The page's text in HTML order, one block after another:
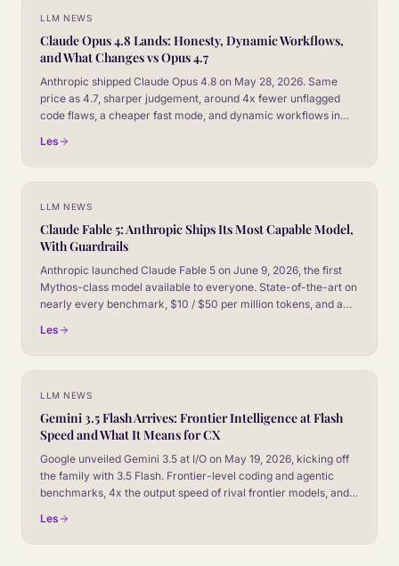
LLM NEWS
Claude Opus 4.8 Lands: Honesty, Dynamic Workflows,
and What Changes vs Opus 4.7
Anthropic shipped Claude Opus 4.8 on May 28, 2026. Same
price as 4.7, sharper judgement, around 4x fewer unflagged
code flaws, a cheaper fast mode, and dynamic workflows in
Les
LLM NEWS
Claude Fable 5: Anthropic Ships Its Most Capable Model,
With Guardrails
Anthropic launched Claude Fable 5 on June 9, 2026, the first
Mythos-class model available to everyone. State-of-the-art on
nearly every benchmark, $10 / $50 per million tokens, and a
topics. Here is the read for CX leaders.
Les
LLM NEWS
Gemini 3.5 Flash Arrives: Frontier Intelligence at Flash
Speed and What It Means for CX
Google unveiled Gemini 3.5 at I/O on May 19, 2026, kicking off
the family with 3.5 Flash. Frontier-level coding and agentic
benchmarks, 4x the output speed of rival frontier models, and
against Gemini 3.1.
Les